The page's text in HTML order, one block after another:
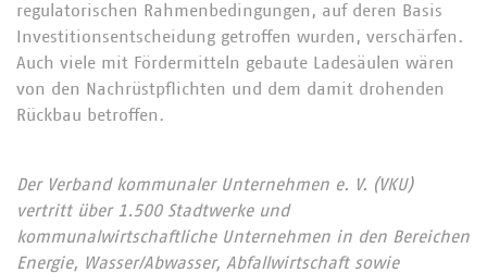
regulatorischen Rahmenbedingungen, auf deren Basis
Investitionsentscheidung getroffen wurden, verschärfen.
Auch viele mit Fördermitteln gebaute Ladesäulen wären
von den Nachrüstpflichten und dem damit drohenden
Rückbau betroffen.
Der Verband kommunaler Unternehmen e. V. (VKU)
vertritt über 1.500 Stadtwerke und
kommunalwirtschaftliche Unternehmen in den Bereichen
Energie, Wasser/Abwasser, Abfallwirtschaft sowie